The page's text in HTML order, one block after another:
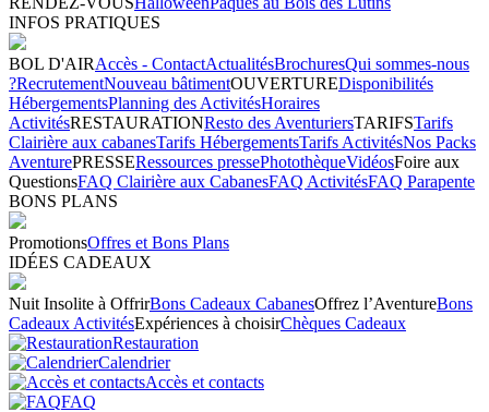
INFOS PRATIQUES
BOL D'AIRAccès - ContactActualitésBrochuresQui sommes-nous
?RecrutementNouveau bâtimentOUVERTUREDisponibilités
HébergementsPlanning des ActivitésHoraires
ActivitésRESTAURATIONResto des AventuriersTARIFSTarifs
Clairière aux cabanesTarifs HébergementsTarifs ActivitésNos Packs
AventurePRESSERessources pressePhotothèqueVidéosFoire aux
QuestionsFAQ Clairière aux CabanesFAQ ActivitésFAQ Parapente
BONS PLANS
PromotionsOffres et Bons Plans
IDÉES CADEAUX
Nuit Insolite à OffrirBons Cadeaux CabanesOffrez l’AventureBons
Cadeaux ActivitésExpériences à choisirChèques Cadeaux
Restauration
Calendrier
Accès et contacts
FAQ